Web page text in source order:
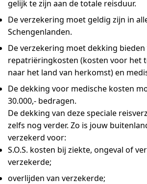
gelijk te zijn aan de totale reisduur.
De verzekering moet geldig zijn in
Schengenlanden.
De verzekering moet dekking
repatriëringkosten (kosten voor het
naar het land van herkomst) en
De dekking voor medische kosten
30.000,- bedragen.
De dekking van deze speciale
zelfs nog verder. Zo is jouw
verzekerd voor:
S.O.S. kosten bij ziekte, ongeval of
verzekerde;
overlijden van verzekerde;